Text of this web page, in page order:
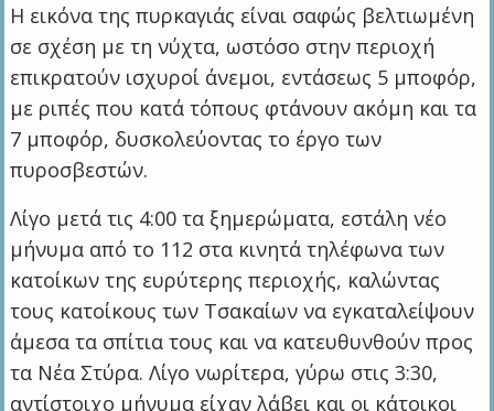
Η εικόνα της πυρκαγιάς είναι σαφώς βελτιωμένη
σε σχέση με τη νύχτα, ωστόσο στην περιοχή
επικρατούν ισχυροί άνεμοι, εντάσεως 5 μποφόρ,
με ριπές που κατά τόπους φτάνουν ακόμη και τα
7 μποφόρ, δυσκολεύοντας το έργο των
πυροσβεστών.
Λίγο μετά τις 4:00 τα ξημερώματα, εστάλη νέο
μήνυμα από το 112 στα κινητά τηλέφωνα των
κατοίκων της ευρύτερης περιοχής, καλώντας
τους κατοίκους των Τσακαίων να εγκαταλείψουν
άμεσα τα σπίτια τους και να κατευθυνθούν προς
τα Νέα Στύρα. Λίγο νωρίτερα, γύρω στις 3:30,
αντίστοιχο μήνυμα είχαν λάβει και οι κάτοικοι